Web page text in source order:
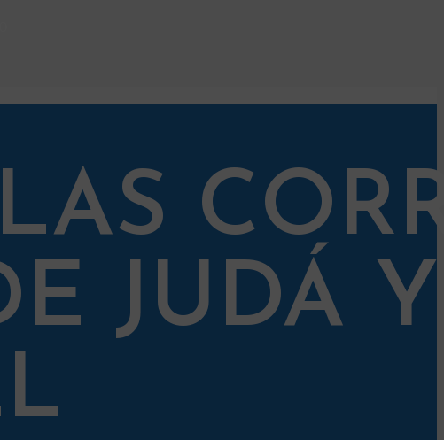
JUDÁ